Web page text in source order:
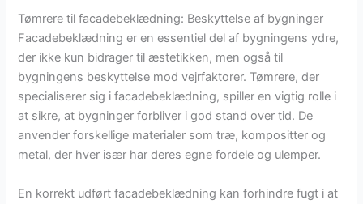
Tømrere til facadebeklædning: Beskyttelse af bygninger
Facadebeklædning er en essentiel del af bygningens ydre,
der ikke kun bidrager til æstetikken, men også til
bygningens beskyttelse mod vejrfaktorer. Tømrere, der
specialiserer sig i facadebeklædning, spiller en vigtig rolle i
at sikre, at bygninger forbliver i god stand over tid. De
anvender forskellige materialer som træ, kompositter og
metal, der hver især har deres egne fordele og ulemper.
En korrekt udført facadebeklædning kan forhindre fugt i at